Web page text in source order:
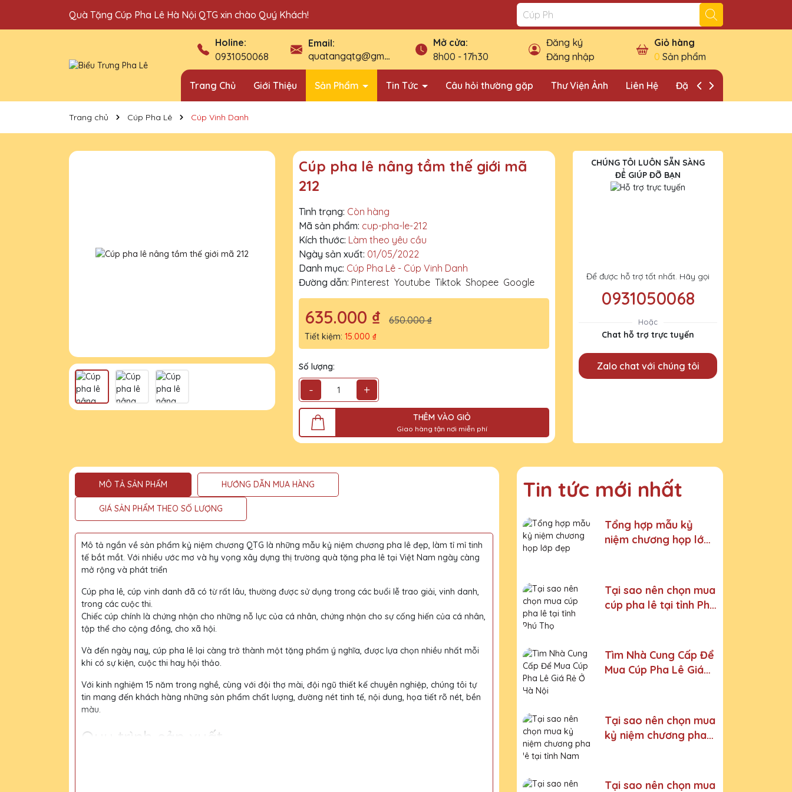
Quà Tặng Cúp Pha Lê Hà Nội QTG xin chào Quý Khách!
Địa chỉ bán cúp vinh danh uy tín tại Hà Nội!
Holine:
0931050068
Email:
quatangqtg@gmail.com
Mở cửa:
8h00 - 17h30
Đăng ký
Đăng nhập
Giỏ hàng
0 Sản phẩm
Trang Chủ Giới Thiệu Sản Phẩm Tin Tức Câu hỏi thường gặp Thư Viện Ảnh Liên Hệ Đặt Lịch Khảo Sát
Trang chủ Cúp Pha Lê Cúp Vinh Danh
Cúp pha lê nâng tầm thế giới mã
212
Tình trạng: Còn hàng
Mã sản phẩm: cup-pha-le-212
Kích thước: Làm theo yêu cầu
Ngày sản xuất: 01/05/2022
Danh mục: Cúp Pha Lê - Cúp Vinh Danh
Đường dẫn: Pinterest Youtube Tiktok Shopee Google
635.000 ₫ 650.000 ₫
Tiết kiệm: 15.000 ₫
Số lượng:
- +
THÊM VÀO GIỎ
Giao hàng tận nơi miễn phí
CHÚNG TÔI LUÔN SẴN SÀNG
ĐỂ GIÚP ĐỠ BẠN
Để được hỗ trợ tốt nhất. Hãy gọi
0931050068
Hoặc
Chat hỗ trợ trực tuyến
Zalo chat với chúng tôi
MÔ TẢ SẢN PHẨM HƯỚNG DẪN MUA HÀNG
GIÁ SẢN PHẨM THEO SỐ LƯỢNG
Mô tả ngắn về sản phẩm kỷ niệm chương QTG là những mẫu kỷ niệm chương pha lê đẹp, làm tỉ mỉ tinh
tế bắt mắt. Với nhiều ước mơ và hy vọng xây dựng thị trường quà tặng pha lê tại Việt Nam ngày càng
mở rộng và phát triển
Cúp pha lê, cúp vinh danh đã có từ rất lâu, thường được sử dụng trong các buổi lễ trao giải, vinh danh,
trong các cuộc thi.
Chiếc cúp chính là chứng nhận cho những nỗ lực của cá nhân, chứng nhận cho sự cống hiến của cá nhân,
tập thể cho cộng đồng, cho xã hội.
Và đến ngày nay, cúp pha lê lại càng trở thành một tặng phẩm ý nghĩa, được lựa chọn nhiều nhất mỗi
khi có sự kiện, cuộc thi hay hội thảo.
Với kinh nghiệm 15 năm trong nghề, cùng với đội thợ mài, đội ngũ thiết kế chuyên nghiệp, chúng tôi tự
tin mang đến khách hàng những sản phẩm chất lượng, đường nét tinh tế, nội dung, họa tiết rõ nét, bền
màu.
Quy trình sản xuất
Tin tức mới nhất
Tổng hợp mẫu kỷ
niệm chương họp lớp
Tại sao nên chọn mua
cúp pha lê tại tỉnh Phú
Tìm Nhà Cung Cấp Để
Mua Cúp Pha Lê Giá
Tại sao nên chọn mua
kỷ niệm chương pha
Tại sao nên chọn mua